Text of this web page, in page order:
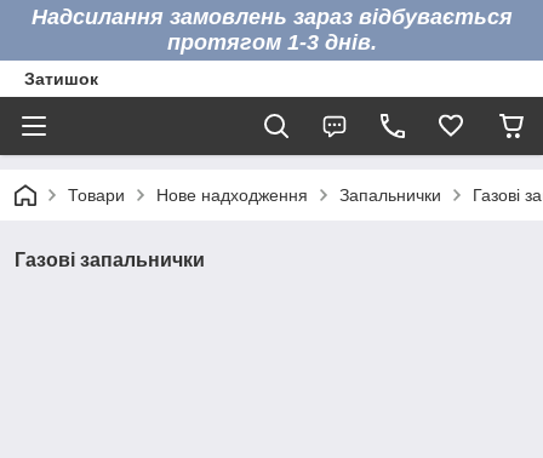
Надсилання замовлень зараз відбувається
протягом 1-3 днів.
Затишок
Товари Нове надходження Запальнички Газові
Газові запальнички